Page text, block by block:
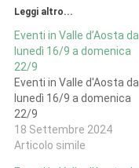
Leggi altro...
Eventi in Valle d’Aosta da
lunedì 16/9 a domenica
22/9
Eventi in Valle d'Aosta da
lunedì 16/9 a domenica
22/9
18 Settembre 2024
Articolo simile